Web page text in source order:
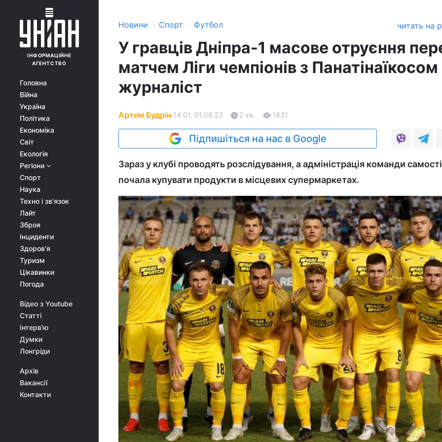
ІНФОРМАЦІЙНЕ
АГЕНТСТВО
Головна
Війна
Україна
Політика
Економіка
Світ
Екологія
Регіони
Спорт
Наука
Техно і зв'язок
Лайт
Зброя
Інциденти
Здоров'я
Туризм
Цікавинки
Погода
Відео з Youtube
Статті
Інтерв'ю
Думки
Лонгріди
Архів
Вакансії
Контакти
Новини › Спорт › Футбол читать на
У гравців Дніпра-1 масове отруєння
матчем Ліги чемпіонів з
журналіст
Артем Будрін 14:01, 01.08.23 2 хв. 1831
Підпишіться на нас в Google
Зараз у клубі проводять розслідування, а адміністрація команди
почала купувати продукти в місцевих супермаркетах.